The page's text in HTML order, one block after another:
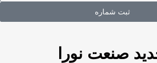
ثبت شماره
صنعت نورا